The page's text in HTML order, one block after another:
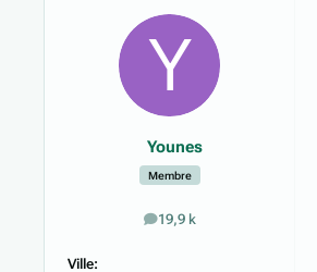
Younes
Membre
19,9 k
messages
Ville: